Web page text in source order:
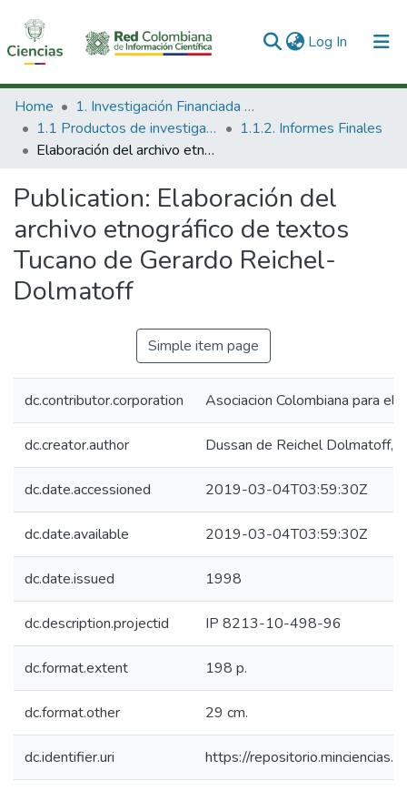
Log In (current)
Communities & Collections
All of DSpace
Home
1. Investigación Financiada con Recursos Públicos
1.1 Productos de investigación
1.1.2. Informes Finales
Elaboración del archivo etnográfico de textos Tucano de Gerardo Reichel-Dolmatoff
Publication: Elaboración del
archivo etnográfico de textos
Tucano de Gerardo Reichel-
Dolmatoff
Simple item page
dc.contributor.corporation Asociacion Colombiana para el
dc.creator.author Dussan de Reichel Dolmatoff,
dc.date.accessioned 2019-03-04T03:59:30Z
dc.date.available 2019-03-04T03:59:30Z
dc.date.issued 1998
dc.description.projectid IP 8213-10-498-96
dc.format.extent 198 p.
dc.format.other 29 cm.
dc.identifier.uri https://